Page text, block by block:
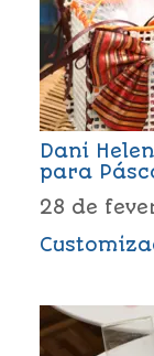
Dani
para
28 de